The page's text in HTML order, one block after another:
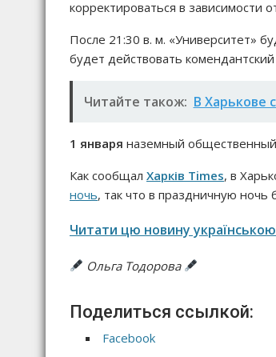
корректироваться в зависимости
После 21:30 в. м. «Университет»
будет действовать комендантский
Читайте також: В Харькове
1 января наземный
Как сообщал Харків Times, в
ночь, так что в праздничную ночь
Читати цю новину
Ольга Тодорова
Поделиться ссылкой:
Facebook